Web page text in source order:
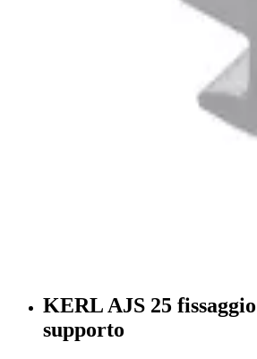
KERL AJS 25
supporto